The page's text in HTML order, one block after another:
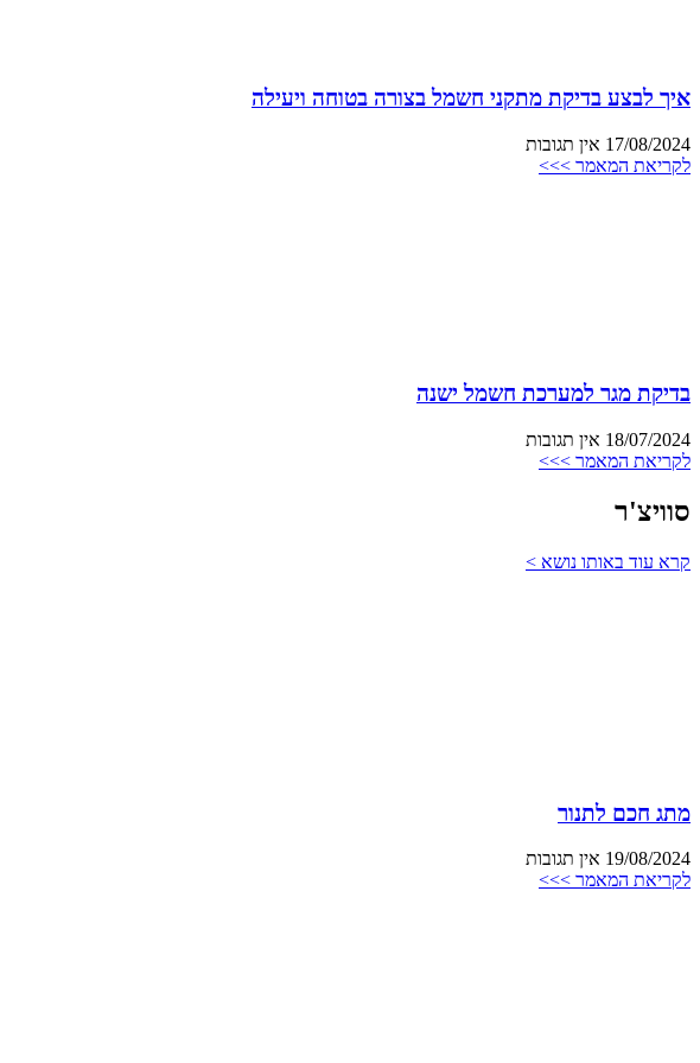
איך לבצע בדיקת מתקני חשמל בצורה בטוחה ויעילה
17/08/2024 אין תגובות
לקריאת המאמר >>>
בדיקת מגר למערכת חשמל ישנה
18/07/2024 אין תגובות
לקריאת המאמר >>>
סוויצ'ר
קרא עוד באותו נושא >
מתג חכם לתנור
19/08/2024 אין תגובות
לקריאת המאמר >>>